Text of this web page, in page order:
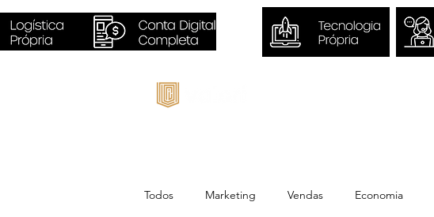
Todos Marketing Vendas Economia